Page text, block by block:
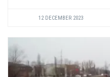
12 DECEMBER 2023